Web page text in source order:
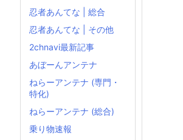
忍者あんてな | 総合
忍者あんてな | その他
2chnavi最新記事
あぼーんアンテナ
ねらーアンテナ (専門・
特化)
ねらーアンテナ (総合)
乗り物速報